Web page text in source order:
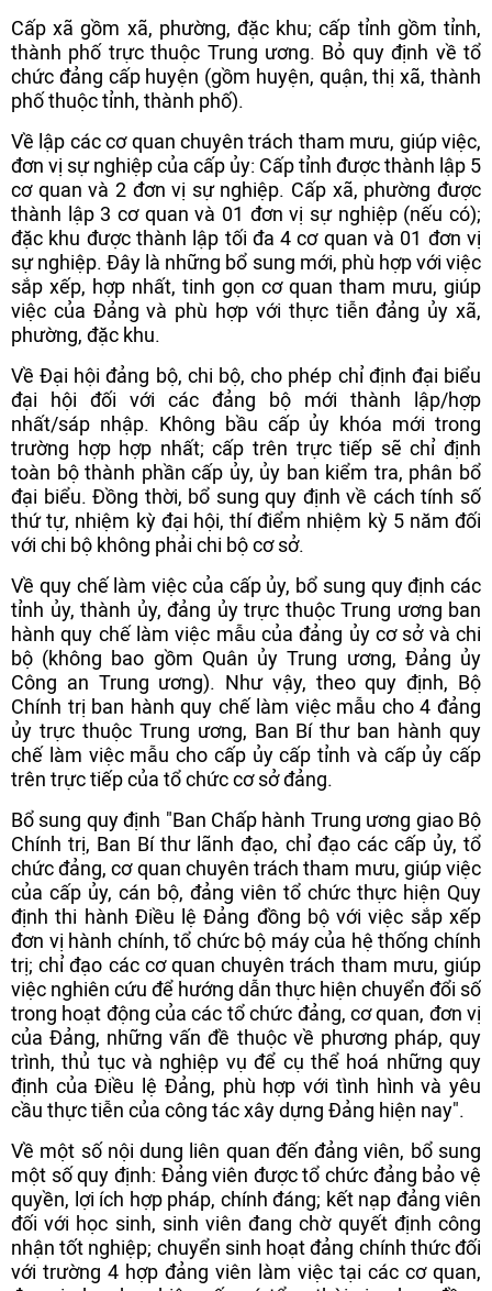
Cấp xã gồm xã, phường, đặc khu; cấp tỉnh gồm tỉnh,
thành phố trực thuộc Trung ương. Bỏ quy định về tổ
chức đảng cấp huyện (gồm huyện, quận, thị xã, thành
phố thuộc tỉnh, thành phố).
Về lập các cơ quan chuyên trách tham mưu, giúp việc,
đơn vị sự nghiệp của cấp ủy: Cấp tỉnh được thành lập 5
cơ quan và 2 đơn vị sự nghiệp. Cấp xã, phường được
thành lập 3 cơ quan và 01 đơn vị sự nghiệp (nếu có);
đặc khu được thành lập tối đa 4 cơ quan và 01 đơn vị
sự nghiệp. Đây là những bổ sung mới, phù hợp với việc
sắp xếp, hợp nhất, tinh gọn cơ quan tham mưu, giúp
việc của Đảng và phù hợp với thực tiễn đảng ủy xã,
phường, đặc khu.
Về Đại hội đảng bộ, chi bộ, cho phép chỉ định đại biểu
đại hội đối với các đảng bộ mới thành lập/hợp
nhất/sáp nhập. Không bầu cấp ủy khóa mới trong
trường hợp hợp nhất; cấp trên trực tiếp sẽ chỉ định
toàn bộ thành phần cấp ủy, ủy ban kiểm tra, phân bổ
đại biểu. Đồng thời, bổ sung quy định về cách tính số
thứ tự, nhiệm kỳ đại hội, thí điểm nhiệm kỳ 5 năm đối
với chi bộ không phải chi bộ cơ sở.
Về quy chế làm việc của cấp ủy, bổ sung quy định các
tỉnh ủy, thành ủy, đảng ủy trực thuộc Trung ương ban
hành quy chế làm việc mẫu của đảng ủy cơ sở và chi
bộ (không bao gồm Quân ủy Trung ương, Đảng ủy
Công an Trung ương). Như vậy, theo quy định, Bộ
Chính trị ban hành quy chế làm việc mẫu cho 4 đảng
ủy trực thuộc Trung ương, Ban Bí thư ban hành quy
chế làm việc mẫu cho cấp ủy cấp tỉnh và cấp ủy cấp
trên trực tiếp của tổ chức cơ sở đảng.
Bổ sung quy định "Ban Chấp hành Trung ương giao Bộ
Chính trị, Ban Bí thư lãnh đạo, chỉ đạo các cấp ủy, tổ
chức đảng, cơ quan chuyên trách tham mưu, giúp việc
của cấp ủy, cán bộ, đảng viên tổ chức thực hiện Quy
định thi hành Điều lệ Đảng đồng bộ với việc sắp xếp
đơn vị hành chính, tổ chức bộ máy của hệ thống chính
trị; chỉ đạo các cơ quan chuyên trách tham mưu, giúp
việc nghiên cứu để hướng dẫn thực hiện chuyển đổi số
trong hoạt động của các tổ chức đảng, cơ quan, đơn vị
của Đảng, những vấn đề thuộc về phương pháp, quy
trình, thủ tục và nghiệp vụ để cụ thể hoá những quy
định của Điều lệ Đảng, phù hợp với tình hình và yêu
cầu thực tiễn của công tác xây dựng Đảng hiện nay".
Về một số nội dung liên quan đến đảng viên, bổ sung
một số quy định: Đảng viên được tổ chức đảng bảo vệ
quyền, lợi ích hợp pháp, chính đáng; kết nạp đảng viên
đối với học sinh, sinh viên đang chờ quyết định công
nhận tốt nghiệp; chuyển sinh hoạt đảng chính thức đối
với trường 4 hợp đảng viên làm việc tại các cơ quan,